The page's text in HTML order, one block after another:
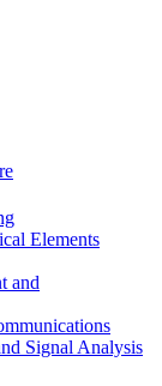
Elements
and
Signal Analysis